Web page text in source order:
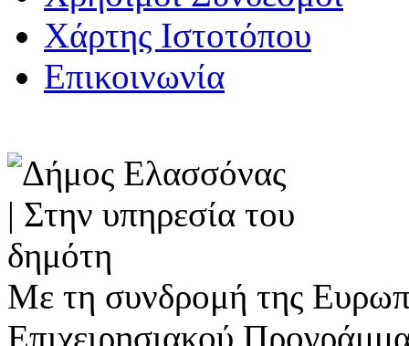
Χάρτης Ιστοτόπου
Επικοινωνία
Με τη συνδρομή της
Επιχειρησιακού